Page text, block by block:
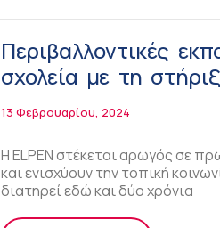
Περιβαλλοντικές
σχολεία με τη
13 Φεβρουαρίου, 2024
Η ELPEN στέκεται αρωγός σε
και ενισχύουν την τοπική
διατηρεί εδώ και δύο χρόνια